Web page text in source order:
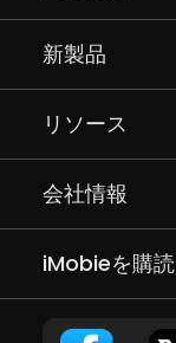
新製品
リソース
会社情報
iMobieを購読